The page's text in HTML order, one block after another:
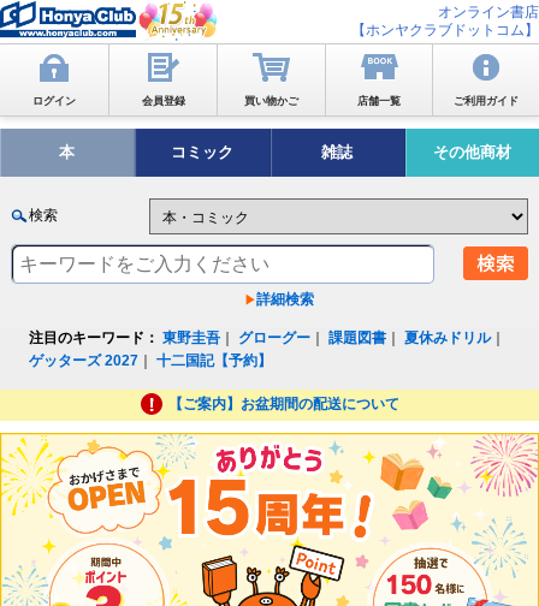
オンライン書店
【ホンヤクラブドットコム】
ログイン 会員登録 買い物かご 店舗一覧 ご利用ガイド
本 コミック 雑誌 その他商材
検索
詳細検索
注目のキーワード： 東野圭吾 グローグー ｜課題図書 ｜夏休みドリル｜
ゲッターズ 2027 ｜十二国記【予約】
【ご案内】お盆期間の配送について